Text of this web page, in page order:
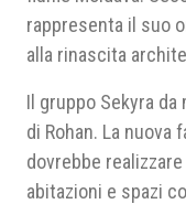
rappresenta il suo
alla rinascita
Il gruppo Sekyra
di Rohan. La nuova
dovrebbe
abitazioni e spazi